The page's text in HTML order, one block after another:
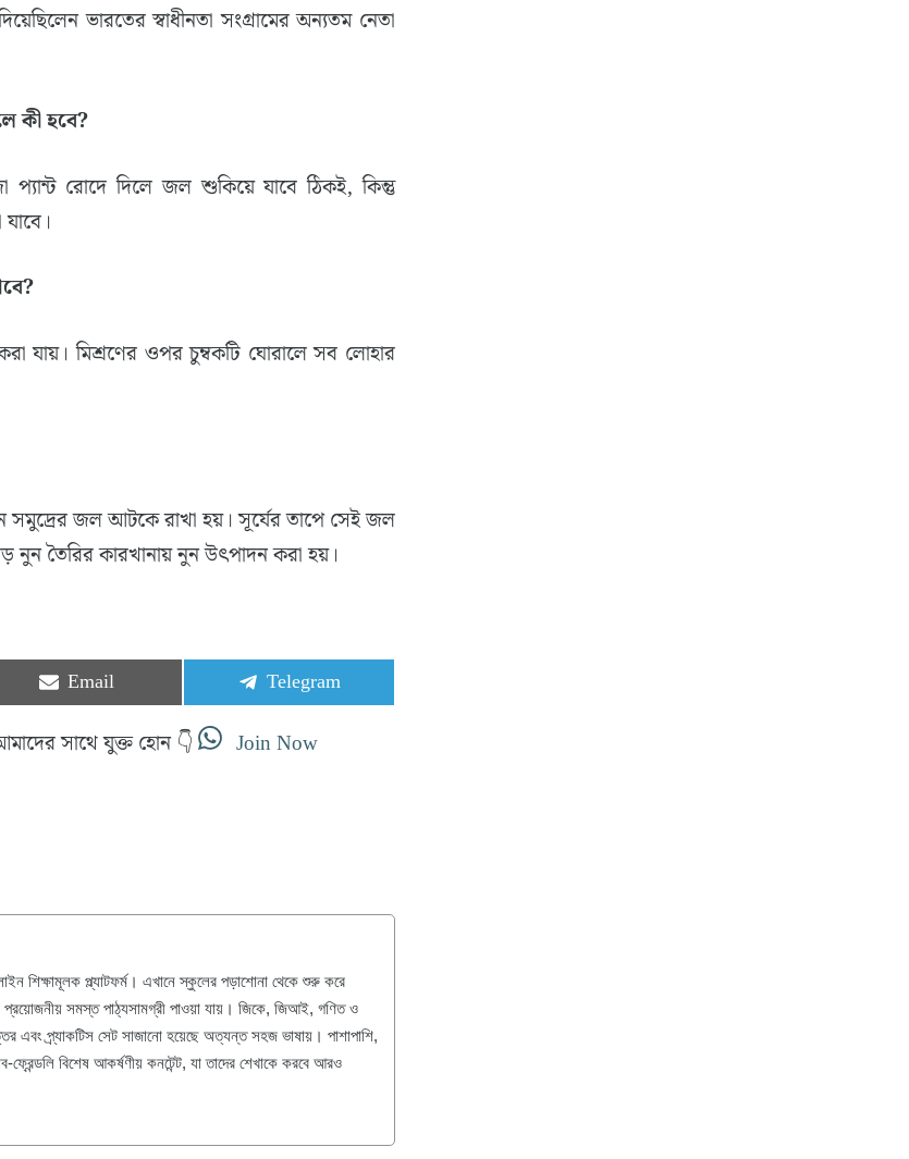
ভারতের স্বাধীনতা সংগ্রামের অন্যতম নেতা
কী হবে?
রোদে দিলে জল শুকিয়ে যাবে ঠিকই, কিন্তু
যায়। মিশ্রণের ওপর চুম্বকটি ঘোরালে সব লোহার
সমুদ্রের জল আটকে রাখা হয়। সূর্যের তাপে সেই জল
নুন তৈরির কারখানায় নুন উৎপাদন করা হয়।
Share
on
Email Share
on
Telegram
সাথে যুক্ত হোন 👇 Join Now
শিক্ষামূলক প্ল্যাটফর্ম। এখানে স্কুলের পড়াশোনা থেকে শুরু করে
প্রয়োজনীয় সমস্ত পাঠ্যসামগ্রী পাওয়া যায়। জিকে, জিআই, গণিত ও
এবং প্র্যাকটিস সেট সাজানো হয়েছে অত্যন্ত সহজ ভাষায়। পাশাপাশি,
বিশেষ আকর্ষণীয় কনটেন্ট, যা তাদের শেখাকে করবে আরও